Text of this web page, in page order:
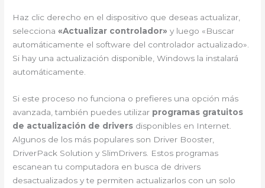
Haz clic derecho en el dispositivo que deseas actualizar,
selecciona«Actualizar controlador» y luego «Buscar
automáticamente el software del controlador actualizado».
Si hay una actualización disponible, Windows la instalará
automáticamente.
Si este proceso no funciona o prefieres una opción más
avanzada, también puedes utilizar programas gratuitos
de actualización de drivers disponibles en Internet.
Algunos de los más populares son Driver Booster,
DriverPack Solution y SlimDrivers. Estos programas
escanean tu computadora en busca de drivers
desactualizados y te permiten actualizarlos con un solo